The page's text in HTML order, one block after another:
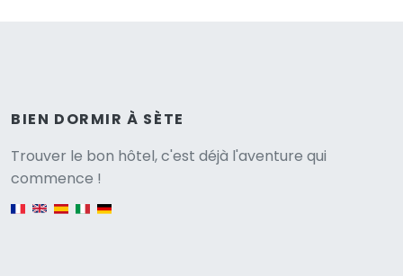
BIEN DORMIR À SÈTE
Trouver le bon hôtel, c'est déjà l'aventure qui
commence !